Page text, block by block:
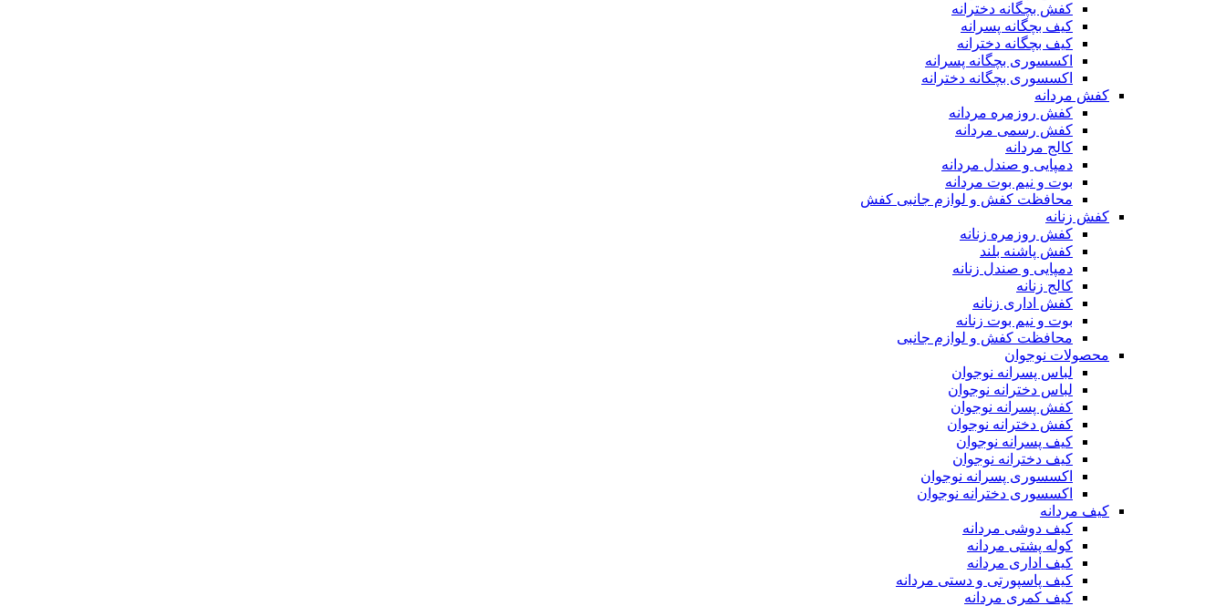
کفش بچگانه دخترانه
کیف بچگانه پسرانه
کیف بچگانه دخترانه
اکسسوری بچگانه پسرانه
اکسسوری بچگانه دخترانه
کفش مردانه
کفش روزمره مردانه
کفش رسمی مردانه
کالج مردانه
دمپایی و صندل مردانه
بوت و نیم بوت مردانه
محافظت کفش و لوازم جانبی کفش
کفش زنانه
کفش روزمره زنانه
کفش پاشنه بلند
دمپایی و صندل زنانه
کالج زنانه
کفش اداری زنانه
بوت و نیم بوت زنانه
محافظت کفش و لوازم جانبی
محصولات نوجوان
لباس پسرانه نوجوان
لباس دخترانه نوجوان
کفش پسرانه نوجوان
کفش دخترانه نوجوان
کیف پسرانه نوجوان
کیف دخترانه نوجوان
اکسسوری پسرانه نوجوان
اکسسوری دخترانه نوجوان
کیف مردانه
کیف دوشی مردانه
کوله پشتی مردانه
کیف اداری مردانه
کیف پاسپورتی و دستی مردانه
کیف کمری مردانه